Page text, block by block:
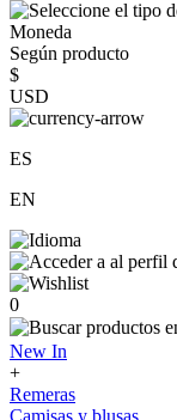
Moneda
Según producto
$
USD
ES
EN
0
New In
+
Remeras
Camisas y blusas